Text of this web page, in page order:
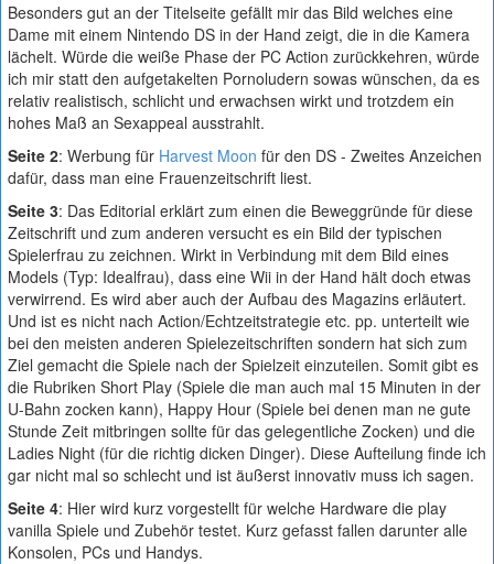
Besonders gut an der Titelseite gefällt mir das Bild welches eine
Dame mit einem Nintendo DS in der Hand zeigt, die in die Kamera
lächelt. Würde die weiße Phase der PC Action zurückkehren, würde
ich mir statt den aufgetakelten Pornoludern sowas wünschen, da es
relativ realistisch, schlicht und erwachsen wirkt und trotzdem ein
hohes Maß an Sexappeal ausstrahlt.
Seite 2: Werbung für Harvest Moon für den DS - Zweites Anzeichen
dafür, dass man eine Frauenzeitschrift liest.
Seite 3: Das Editorial erklärt zum einen die Beweggründe für diese
Zeitschrift und zum anderen versucht es ein Bild der typischen
Spielerfrau zu zeichnen. Wirkt in Verbindung mit dem Bild eines
Models (Typ: Idealfrau), dass eine Wii in der Hand hält doch etwas
verwirrend. Es wird aber auch der Aufbau des Magazins erläutert.
Und ist es nicht nach Action/Echtzeitstrategie etc. pp. unterteilt wie
bei den meisten anderen Spielezeitschriften sondern hat sich zum
Ziel gemacht die Spiele nach der Spielzeit einzuteilen. Somit gibt es
die Rubriken Short Play (Spiele die man auch mal 15 Minuten in der
U-Bahn zocken kann), Happy Hour (Spiele bei denen man ne gute
Stunde Zeit mitbringen sollte für das gelegentliche Zocken) und die
Ladies Night (für die richtig dicken Dinger). Diese Aufteilung finde ich
gar nicht mal so schlecht und ist äußerst innovativ muss ich sagen.
Seite 4: Hier wird kurz vorgestellt für welche Hardware die play
vanilla Spiele und Zubehör testet. Kurz gefasst fallen darunter alle
Konsolen, PCs und Handys.